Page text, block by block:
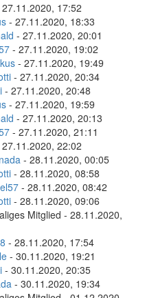
17:52
- 27.11.2020, 18:33
- 27.11.2020, 20:01
- 27.11.2020, 19:02
- 27.11.2020, 19:49
- 27.11.2020, 20:34
- 27.11.2020, 20:48
- 27.11.2020, 19:59
- 27.11.2020, 20:13
- 27.11.2020, 21:11
22:02
- 28.11.2020, 00:05
- 28.11.2020, 08:58
- 28.11.2020, 08:42
- 28.11.2020, 09:06
Mitglied - 28.11.2020,
- 28.11.2020, 17:54
- 30.11.2020, 19:21
- 30.11.2020, 20:35
- 30.11.2020, 19:34